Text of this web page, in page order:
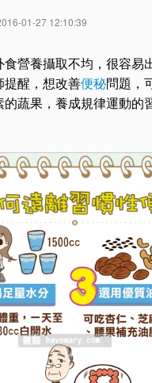
01-27 12:10:39
營養攝取不均，很容易
提醒，想改善便秘問題，
蔬果，養成規律運動的